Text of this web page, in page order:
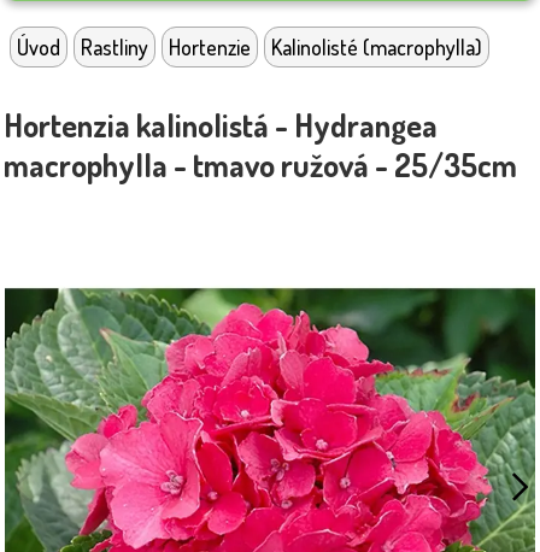
Úvod Rastliny Hortenzie Kalinolisté (macrophylla)
Hortenzia kalinolistá - Hydrangea
macrophylla - tmavo ružová - 25/35cm